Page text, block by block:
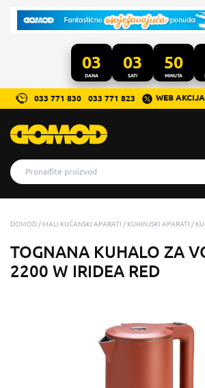
03
DANA
03
SATI
50
MINUTA
033 771 830 033 771 823 WEB AKCIJA
DOMOD MALI KUĆANSKI APARATI KUHINJSKI APARATI
TOGNANA KUHALO ZA
2200 W IRIDEA RED